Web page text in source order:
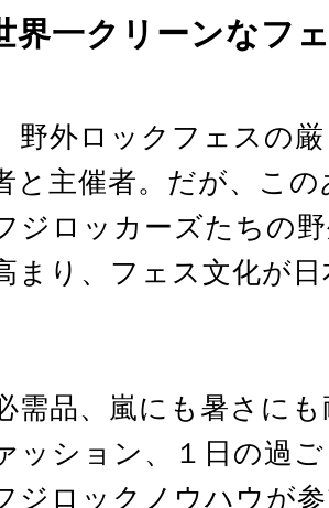
界一クリーンなフ
野外ロックフェスの
と主催者。だが、こ
ジロッカーズたちの
まり、フェス文化が
需品、嵐にも暑さに
ッション、１日の過
ジロックノウハウが